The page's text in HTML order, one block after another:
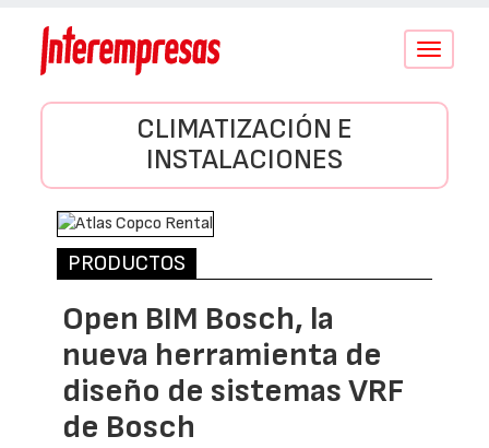
Conmutar
CLIMATIZACIÓN E
INSTALACIONES
PRODUCTOS
Open BIM Bosch, la
nueva herramienta de
diseño de sistemas VRF
de Bosch